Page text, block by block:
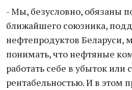
- Мы, безусловно, обязаны
ближайшего союзника,
нефтепродуктов
понимать, что нефтяные
работать себе в убыток или
рентабельностью. И в этом